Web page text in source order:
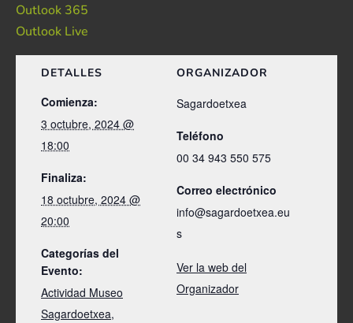
Outlook 365
Outlook Live
DETALLES
Comienza:
3 octubre, 2024 @
18:00
Finaliza:
18 octubre, 2024 @
20:00
Categorías del
Evento:
Actividad Museo
Sagardoetxea,
ORGANIZADOR
Sagardoetxea
Teléfono
00 34 943 550 575
Correo electrónico
info@sagardoetxea.eu
s
Ver la web del
Organizador